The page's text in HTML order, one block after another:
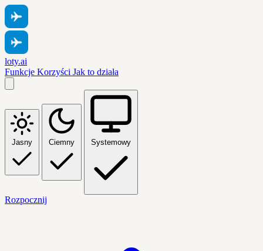
loty.ai
Funkcje Korzyści Jak to działa
Jasny Ciemny Systemowy
Rozpocznij